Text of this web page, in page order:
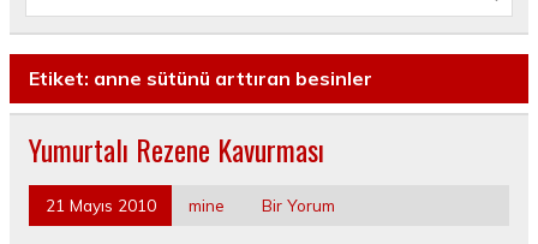
Etiket: anne sütünü arttıran besinler
Yumurtalı Rezene Kavurması
21 Mayıs 2010 mine Bir Yorum